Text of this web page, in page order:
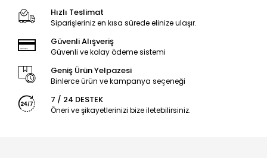
Hızlı Teslimat
Siparişleriniz en kısa sürede elinize ulaşır.
Güvenli Alışveriş
Güvenli ve kolay ödeme sistemi
Geniş Ürün Yelpazesi
Binlerce ürün ve kampanya seçeneği
7 / 24 DESTEK
Öneri ve şikayetlerinizi bize iletebilirsiniz.